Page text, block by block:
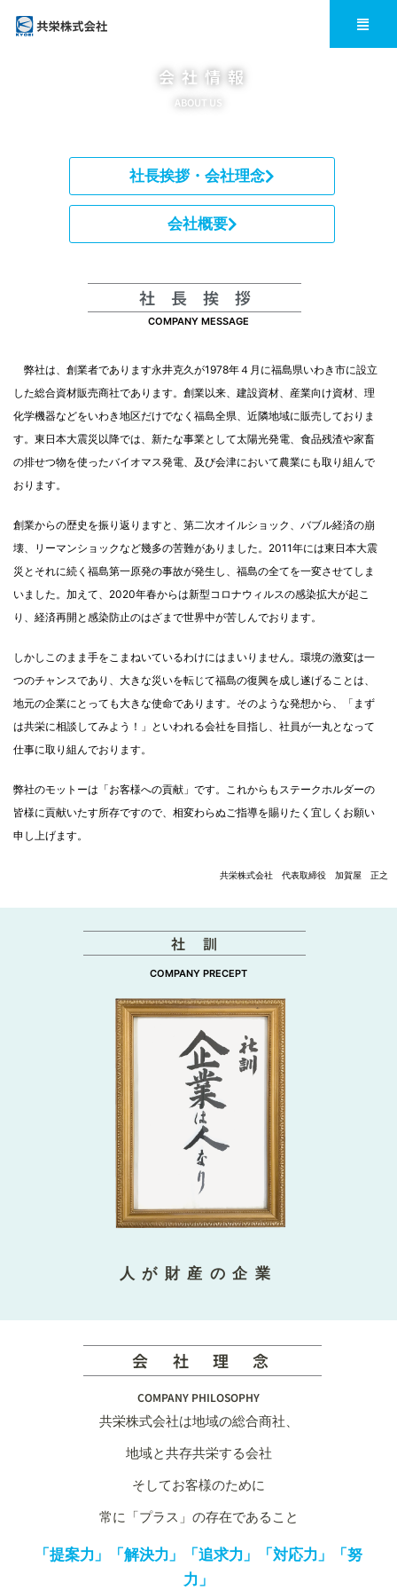
内
メ
会 社 情 報
ABOUT US
社長挨拶・会社理念
会社概要
社 長 挨 拶
COMPANY MESSAGE
弊社は、創業者であります永井克久が1978年４月に福島県いわき市に設立
した総合資材販売商社であります。創業以来、建設資材、産業向け資材、理
化学機器などをいわき地区だけでなく福島全県、近隣地域に販売しておりま
す。東日本大震災以降では、新たな事業として太陽光発電、食品残渣や家畜
の排せつ物を使ったバイオマス発電、及び会津において農業にも取り組んで
おります。
創業からの歴史を振り返りますと、第二次オイルショック、バブル経済の崩
壊、リーマンショックなど幾多の苦難がありました。2011年には東日本大震
災とそれに続く福島第一原発の事故が発生し、福島の全てを一変させてしま
いました。加えて、2020年春からは新型コロナウィルスの感染拡大が起こ
り、経済再開と感染防止のはざまで世界中が苦しんでおります。
しかしこのまま手をこまねいているわけにはまいりません。環境の激変は一
つのチャンスであり、大きな災いを転じて福島の復興を成し遂げることは、
地元の企業にとっても大きな使命であります。そのような発想から、「まず
は共栄に相談してみよう！」といわれる会社を目指し、社員が一丸となって
仕事に取り組んでおります。
弊社のモットーは「お客様への貢献」です。これからもステークホルダーの
皆様に貢献いたす所存ですので、相変わらぬご指導を賜りたく宜しくお願い
申し上げます。
共栄株式会社 代表取締役 加賀屋 正之
社 訓
COMPANY PRECEPT
人が財産の企業
会 社 理 念
COMPANY PHILOSOPHY
共栄株式会社は地域の総合商社、
地域と共存共栄する会社
そしてお客様のために
常に「プラス」の存在であること
「提案力」「解決力」「追求力」「対応力」「努
力」